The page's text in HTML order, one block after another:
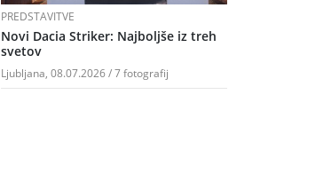
PREDSTAVITVE
Novi Dacia Striker: Najboljše iz treh
svetov
Ljubljana, 08.07.2026 / 7 fotografij